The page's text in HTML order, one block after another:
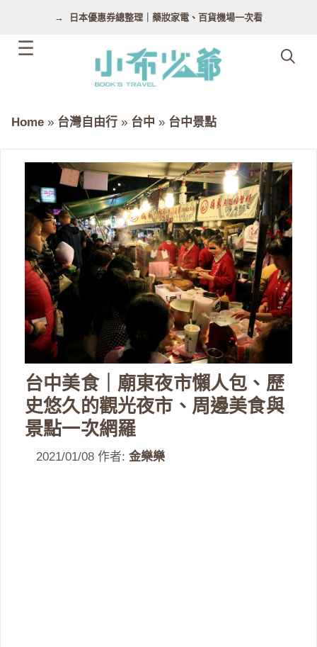
日本優惠券總整理｜藥妝家電、百貨機場一次看
Home » 台灣自由行 » 台中 » 台中景點
台中美食｜廟東夜市懶人包、歷
史悠久的觀光夜市、周邊美食與
景點一次網羅
2021/01/08 作者: 金樂樂